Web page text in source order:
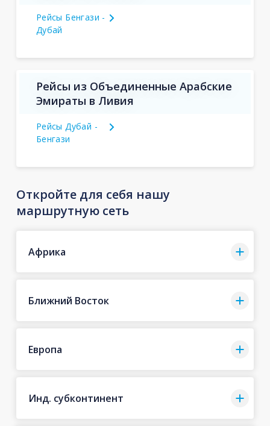
Рейсы Бенгази -
Дубай
Рейсы из Объединенные Арабские
Эмираты в Ливия
Рейсы Дубай -
Бенгази
Откройте для себя нашу
маршрутную сеть
Африка
Ближний Восток
Европа
Инд. субконтинент